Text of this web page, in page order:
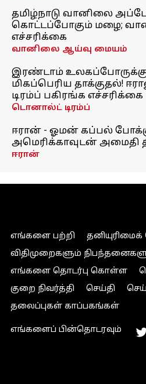
தமிழ்நாடு வானிலை
கொட்டப்போகும் மழை;
எச்சரிக்கை
வானிலை ஆய்வு மையம்
இரண்டாம்
மிகப்பெரிய தாக்குதல்!
டிரம்ப் பகிரங்க எச்சரிக்கை
டொனால்ட் டிரம்ப்
ஈரான் - ஓமன் கப்பல்
அமெரிக்காவுடன் அமைதி
ஈரான்
எங்களை பற்றி
விதிமுறைகளும்
எங்களை தொடர்பு கொள்ள
குறை நிவர்த்தி
செய்தி
தலைப்புகள் காப்பகங்கள்
எங்களைப் பின்தொடரவும்